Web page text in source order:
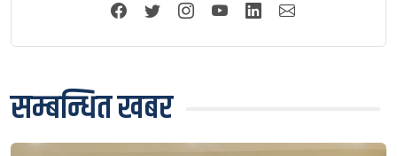
सम्बन्धित खबर